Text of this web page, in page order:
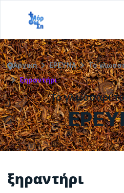
Το γλωσσάρι
Αρχική ΕΡΕΥΝΑ
Το
ξηραντήρι
ξηραντήρι